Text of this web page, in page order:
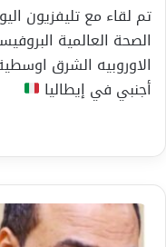
تم لقاء مع تليفزيون
الصحة العالمية
الاوروبيه الشرق
أجنبي في إيطاليا
علاء
عبد